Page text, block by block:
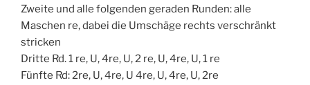
Zweite und alle folgenden geraden Runden: alle
Maschen re, dabei die Umschäge rechts verschränkt
stricken
Dritte Rd. 1 re, U, 4re, U, 2 re, U, 4re, U, 1 re
Fünfte Rd: 2re, U, 4re, U 4re, U, 4re, U, 2re